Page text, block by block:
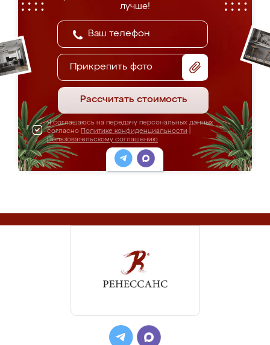
лучше!
Прикрепить фото
Рассчитать стоимость
Я соглашаюсь на передачу персональных данных
согласно Политике конфиденциальности
Пользовательскому соглашению